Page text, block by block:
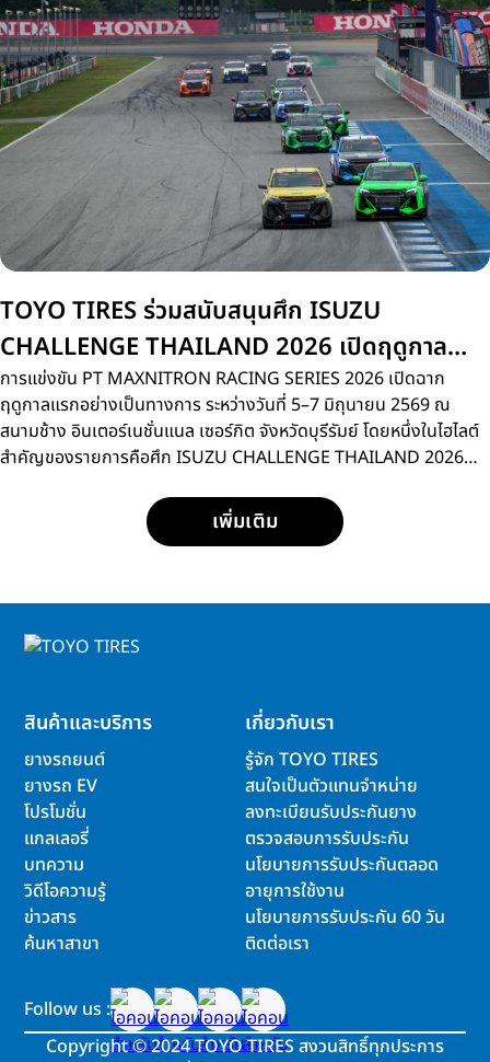
TOYO TIRES ร่วมสนับสนุนศึก ISUZU
CHALLENGE THAILAND 2026 เปิดฤดูกาล
สนามแรกที่บุรีรัมย์
การแข่งขัน PT MAXNITRON RACING SERIES 2026 เปิดฉาก
ฤดูกาลแรกอย่างเป็นทางการ ระหว่างวันที่ 5–7 มิถุนายน 2569 ณ
สนามช้าง อินเตอร์เนชั่นแนล เซอร์กิต จังหวัดบุรีรัมย์ โดยหนึ่งในไฮไลต์
สำคัญของรายการคือศึก ISUZU CHALLENGE THAILAND 2026
15 คน ได้ลงสนามประชันความเร็วด้วยรถแข่ง ISUZU D-MAX
SPACECAB 2.2 Ddi MAXFORCE ภายใต้มาตรฐานการแข่งขัน
เพิ่มเติม
สินค้าและบริการ
ยางรถยนต์
ยางรถ EV
โปรโมชั่น
แกลเลอรี่
บทความ
วิดีโอความรู้
ข่าวสาร
ค้นหาสาขา
เกี่ยวกับเรา
รู้จัก TOYO TIRES
สนใจเป็นตัวแทนจำหน่าย
ลงทะเบียนรับประกันยาง
ตรวจสอบการรับประกัน
นโยบายการรับประกันตลอด
อายุการใช้งาน
นโยบายการรับประกัน 60 วัน
ติดต่อเรา
Follow us :
Copyright©2024 TOYO TIRES สงวนสิทธิ์ทุกประการ